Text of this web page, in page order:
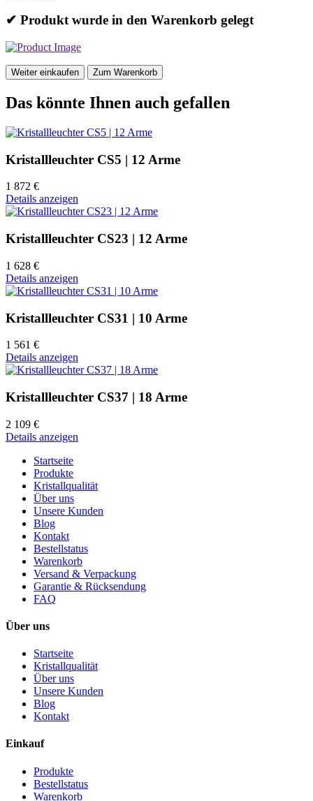
✔ Produkt wurde in den Warenkorb gelegt
Weiter einkaufen Zum Warenkorb
Das könnte Ihnen auch gefallen
Kristallleuchter CS5 | 12 Arme
1 872 €
Details anzeigen
Kristallleuchter CS23 | 12 Arme
1 628 €
Details anzeigen
Kristallleuchter CS31 | 10 Arme
1 561 €
Details anzeigen
Kristallleuchter CS37 | 18 Arme
2 109 €
Details anzeigen
Startseite
Produkte
Kristallqualität
Über uns
Unsere Kunden
Blog
Kontakt
Bestellstatus
Warenkorb
Versand & Verpackung
Garantie & Rücksendung
FAQ
Über uns
Startseite
Kristallqualität
Über uns
Unsere Kunden
Blog
Kontakt
Einkauf
Produkte
Bestellstatus
Warenkorb